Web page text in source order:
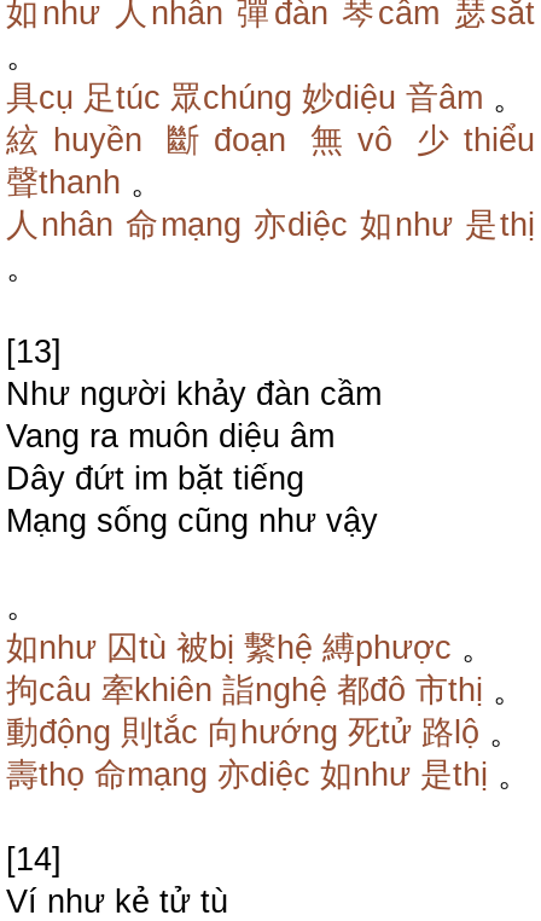
如như 人nhân 彈đàn 琴cầm 瑟sắt
。
具cụ 足túc 眾chúng 妙diệu 音âm 。
絃huyền
斷đoạn 無vô
少thiểu
聲thanh 。
人nhân 命mạng 亦diệc 如như 是thị
。
[13]
Như người khảy đàn cầm
Vang ra muôn diệu âm
Dây đứt im bặt tiếng
Mạng sống cũng như vậy
。
如như 囚tù 被bị 繫hệ 縛phược 。
拘câu 牽khiên 詣nghệ 都đô 市thị 。
動động 則tắc 向hướng 死tử 路lộ 。
壽thọ 命mạng 亦diệc 如như 是thị 。
[14]
Ví như kẻ tử tù